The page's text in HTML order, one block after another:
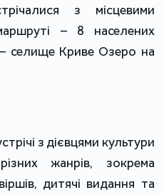
з місцевими
– 8 населених
селище Криве Озеро на
з дієвцями культури
жанрів, зокрема
дитячі видання та